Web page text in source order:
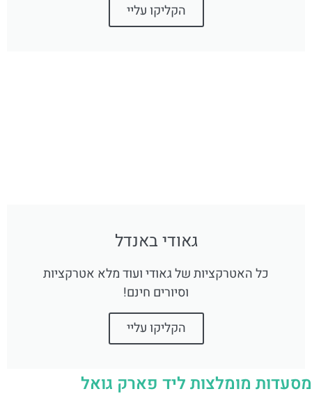
הקליקו עליי
גאודי באנדל
כל האטרקציות של גאודי ועוד מלא אטרקציות
וסיורים חינם!
הקליקו עליי
מסעדות מומלצות ליד פארק גואל